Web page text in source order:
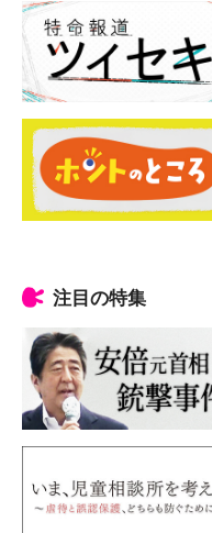
注目の特集